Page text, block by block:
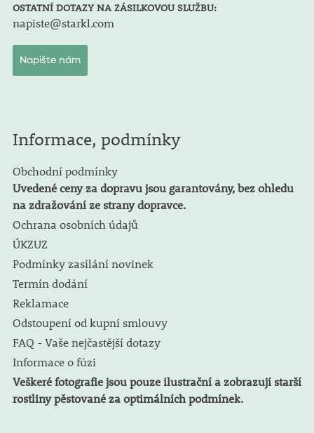
OSTATNÍ DOTAZY NA ZÁSILKOVOU SLUŽBU:
napiste@starkl.com
Napište nám
Informace, podmínky
Obchodní podmínky
Uvedené ceny za dopravu jsou garantovány, bez ohledu
na zdražování ze strany dopravce.
Ochrana osobních údajů
ÚKZUZ
Podmínky zasílání novinek
Termín dodání
Reklamace
Odstoupení od kupní smlouvy
FAQ - Vaše nejčastější dotazy
Informace o fúzi
Veškeré fotografie jsou pouze ilustrační a zobrazují starší
rostliny pěstované za optimálních podmínek.